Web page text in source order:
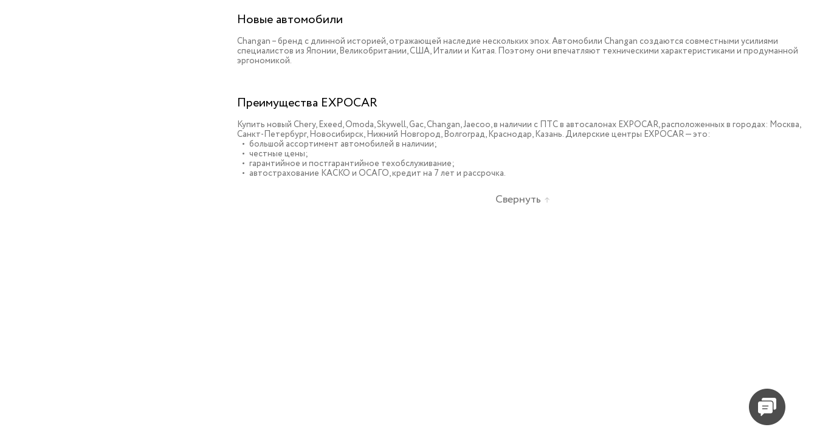
Новые автомобили
Changan – бренд с длинной историей, отражающей наследие нескольких эпох. Автомобили Changan создаются совместными усилиями
специалистов из Японии, Великобритании, США, Италии и Китая. Поэтому они впечатляют техническими характеристиками и продуманной
эргономикой.
Преимущества EXPOCAR
Купить новый Chery, Exeed, Omoda, Skywell, Gac, Changan, Jaecoo, в наличии c ПТС в автосалонах EXPOCAR, расположенных в городах: Москва,
Санкт-Петербург, Новосибирск, Нижний Новгород, Волгоград, Краснодар, Казань. Дилерские центры EXPOCAR — это:
большой ассортимент автомобилей в наличии;
честные цены;
гарантийное и постгарантийное техобслуживание;
автострахование КАСКО и ОСАГО, кредит на 7 лет и рассрочка.
Свернуть